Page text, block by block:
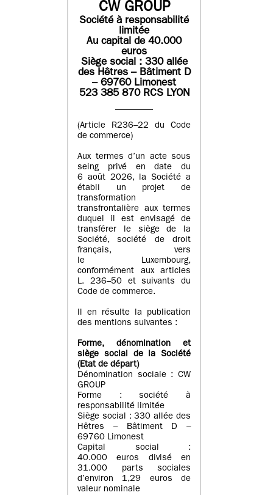
CW GROUP
Société à responsabilité
limitée
Au capital de 40.000
euros
Siège social : 330 allée
des Hêtres – Bâtiment D
– 69760 Limonest
523 385 870 RCS LYON
(Article R236–22 du Code
de commerce)
Aux termes d’un acte sous
seing privé en date du
6 août 2026, la Société a
établi un projet de
transformation
transfrontalière aux termes
duquel il est envisagé de
transférer le siège de la
Société, société de droit
français, vers
le Luxembourg,
conformément aux articles
L. 236–50 et suivants du
Code de commerce.
Il en résulte la publication
des mentions suivantes :
Forme, dénomination et
siège social de la Société
(Etatde départ)
Dénomination sociale : CW
GROUP
Forme : société à
responsabilité limitée
Siège social : 330 allée des
Hêtres – Bâtiment D –
69760 Limonest
Capital social :
40.000 euros divisé en
31.000 parts sociales
d’environ 1,29 euros de
valeur nominale